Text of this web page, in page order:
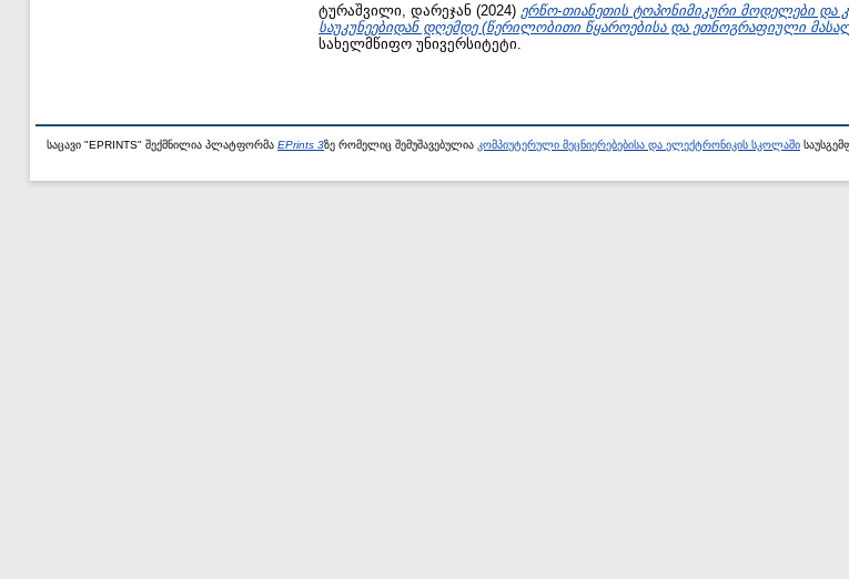
ტურაშვილი, დარეჯან (2024) ერწო-თიანეთის ტოპონიმიკური მოდელები
საუკუნეებიდან დღემდე (წერილობითი წყაროებისა და ეთნოგრაფიული
სახელმწიფო უნივერსიტეტი.
საცავი "EPRINTS" შექმნილია პლატფორმა EPrints 3ზე რომელიც შემუშავებულია კომპიუტერული მეცნიერებებისა და ელექტრონიკის სკოლაში